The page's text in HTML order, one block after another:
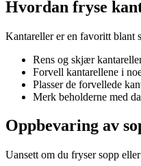
Hvordan fryse
Kantareller er en favoritt blant
Rens og skjær
Forvell kantarellene i
Plasser de forvellede
Merk beholderne med
Oppbevaring av
Uansett om du fryser sopp